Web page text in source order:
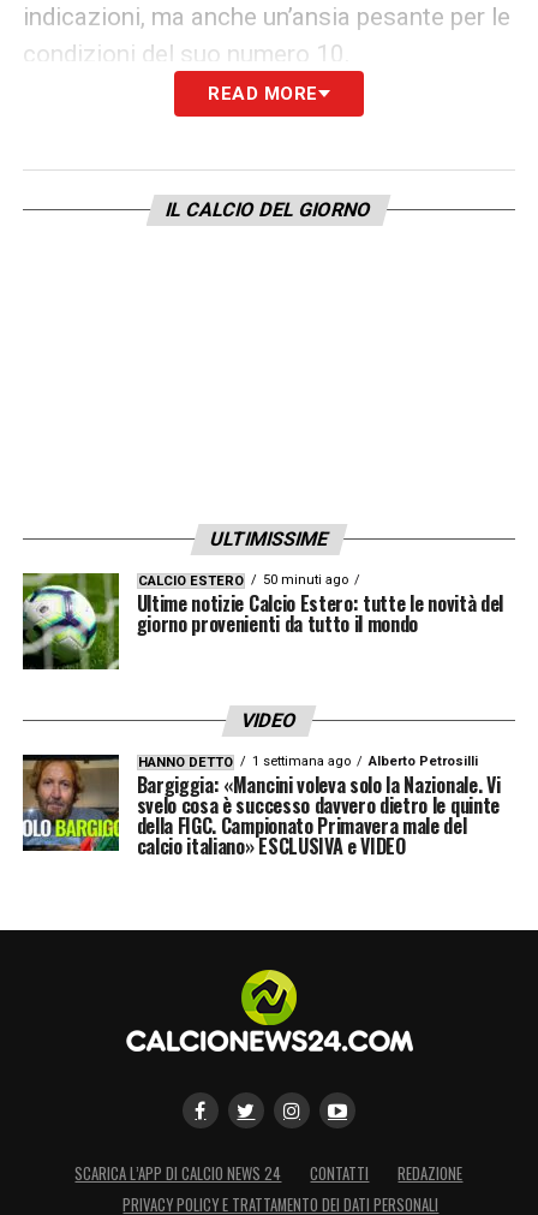
indicazioni, ma anche un’ansia pesante per le
condizioni del suo numero 10.
READ MORE
IL CALCIO DEL GIORNO
ULTIMISSIME
CALCIO ESTERO 50 minuti ago
Ultime notizie Calcio Estero: tutte le novità del
giorno provenienti da tutto il mondo
VIDEO
HANNO DETTO 1 settimana ago Alberto Petrosilli
Bargiggia: «Mancini voleva solo la Nazionale. Vi
svelo cosa è successo davvero dietro le quinte
della FIGC. Campionato Primavera male del
calcio italiano» ESCLUSIVA e VIDEO
SCARICA L’APP DI CALCIO NEWS 24 CONTATTI
REDAZIONE
PRIVACY POLICY E TRATTAMENTO DEI DATI PERSONALI